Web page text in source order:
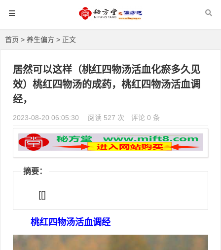
首页 > 养生偏方 > 正文
居然可以这样（桃红四物汤活血化瘀多久见
效）桃红四物汤的成药，桃红四物汤活血调
经，
2023-08-20 06:05:30 阅读 527 次 评论 0 条
摘要：
[[]
桃红四物汤活血调经